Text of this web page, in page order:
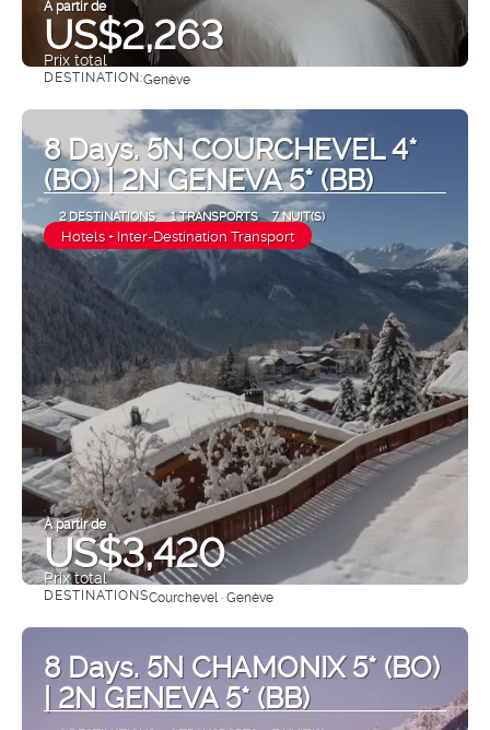
À partir de
US$2,263
Prix ​​total
DESTINATION:Genève
8 Days. 5N COURCHEVEL 4*
(BO) | 2N GENEVA 5* (BB)
2 DESTINATIONS 1 TRANSPORTS 7 NUIT(S)
Hotels + Inter-Destination Transport
À partir de
US$3,420
Prix ​​total
Afficher
DESTINATIONSCourchevel · Genève
8 Days. 5N CHAMONIX 5* (BO)
| 2N GENEVA 5* (BB)